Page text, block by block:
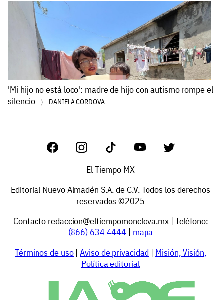
'Mi hijo no está loco': madre de hijo con autismo rompe el
silencio
DANIELA CORDOVA
El Tiempo MX
Editorial Nuevo Almadén S.A. de C.V. Todos los derechos
reservados ©2025
Contacto redaccion@eltiempomonclova.mx| Teléfono:
(866) 634 4444 | mapa
Términos de uso | Aviso de privacidad | Misión, Visión,
Política editorial